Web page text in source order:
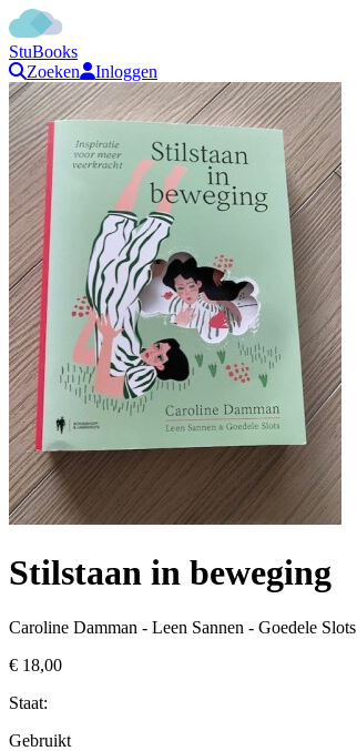
StuBooks
Zoeken
Inloggen
Stilstaan in beweging
Caroline Damman - Leen Sannen - Goedele Slots
€ 18,00
Staat:
Gebruikt